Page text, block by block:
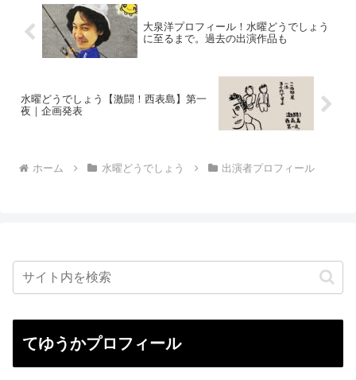
大泉洋プロフィール！水曜どうでしょう
に至るまで。過去の出演作品も
水曜どうでしょう【激闘！西表島】第一
夜｜企画発表
ホーム 水曜どうでしょう 出演者プロフィール
てゆうかプロフィール